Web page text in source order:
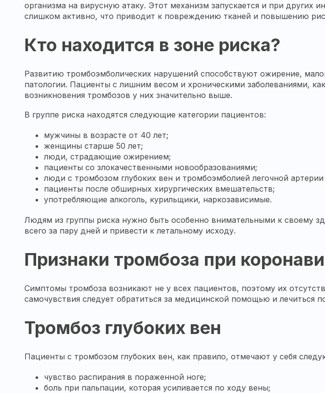
организма на вирусную атаку. Этот механизм запускается и при других
слишком активно, что приводит к повреждению тканей и повышению
Кто находится в зоне риска?
Развитию тромбоэмболических нарушений способствуют ожирение,
патологии. Пациенты с лишним весом и хроническими заболеваниями,
возникновения тромбозов у них значительно выше.
В группе риска находятся следующие категории пациентов:
мужчины в возрасте от 40 лет;
женщины старше 50 лет;
люди, страдающие ожирением;
пациенты со злокачественными новообразованиями;
люди с тромбозом глубоких вен и тромбоэмболией легочной
пациенты после обширных хирургических вмешательств;
употребляющие алкоголь, курильщики, наркозависимые.
Людям из группы риска нужно быть особенно внимательными к своему
всего за пару дней и привести к летальному исходу.
Признаки тромбоза при
Симптомы тромбоза возникают не у всех пациентов, поэтому их
самочувствия следует обратиться за медицинской помощью и лечиться
Тромбоз глубоких вен
Пациенты с тромбозом глубоких вен, как правило, отмечают у себя
чувство распирания в пораженной ноге;
боль при пальпации, которая усиливается по ходу вены;